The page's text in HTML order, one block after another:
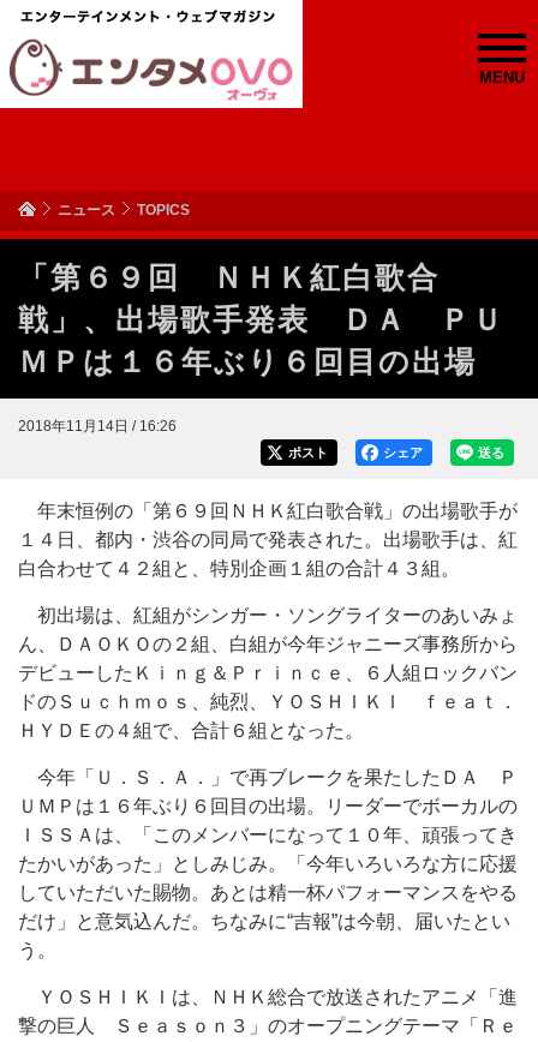
MENU
ニュース TOPICS
「第６９回 ＮＨＫ紅白歌合
戦」、出場歌手発表 ＤＡ ＰＵ
ＭＰは１６年ぶり６回目の出場
2018年11月14日 / 16:26
送る
シェア
ポスト
年末恒例の「第６９回ＮＨＫ紅白歌合戦」の出場歌手が
１４日、都内・渋谷の同局で発表された。出場歌手は、紅
白合わせて４２組と、特別企画１組の合計４３組。
初出場は、紅組がシンガー・ソングライターのあいみょ
ん、ＤＡＯＫＯの２組、白組が今年ジャニーズ事務所から
デビューしたＫｉｎｇ＆Ｐｒｉｎｃｅ、６人組ロックバン
ドのＳｕｃｈｍｏｓ、純烈、ＹＯＳＨＩＫＩ ｆｅａｔ．
ＨＹＤＥの４組で、合計６組となった。
今年「Ｕ．Ｓ．Ａ．」で再ブレークを果たしたＤＡ Ｐ
ＵＭＰは１６年ぶり６回目の出場。リーダーでボーカルの
ＩＳＳＡは、「このメンバーになって１０年、頑張ってき
たかいがあった」としみじみ。「今年いろいろな方に応援
していただいた賜物。あとは精一杯パフォーマンスをやる
だけ」と意気込んだ。ちなみに“吉報”は今朝、届いたとい
う。
ＹＯＳＨＩＫＩは、ＮＨＫ総合で放送されたアニメ「進
撃の巨人 Ｓｅａｓｏｎ３」のオープニングテーマ「Ｒｅ